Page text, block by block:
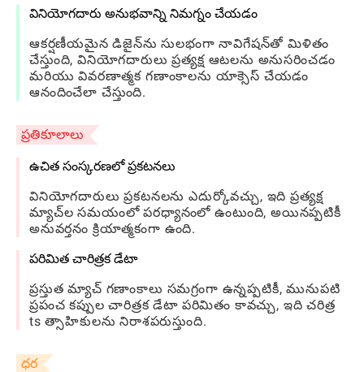
వినియోగదారు అనుభవాన్ని నిమగ్నం చేయడం
ఆకర్షణీయమైన డిజైన్‌ను సులభంగా నావిగేషన్‌తో మిళితం
చేస్తుంది, వినియోగదారులు ప్రత్యక్ష ఆటలను అనుసరించడం
మరియు వివరణాత్మక గణాంకాలను యాక్సెస్ చేయడం
ఆనందించేలా చేస్తుంది.
ప్రతికూలాలు
ఉచిత సంస్కరణలో ప్రకటనలు
వినియోగదారులు ప్రకటనలను ఎదుర్కోవచ్చు, ఇది ప్రత్యక్ష
మ్యాచ్‌ల సమయంలో పరధ్యానంలో ఉంటుంది, అయినప్పటికీ
అనువర్తనం క్రియాత్మకంగా ఉంది.
పరిమిత చారిత్రక డేటా
ప్రస్తుత మ్యాచ్ గణాంకాలు సమగ్రంగా ఉన్నప్పటికీ, మునుపటి
ప్రపంచ కప్పుల చారిత్రక డేటా పరిమితం కావచ్చు, ఇది చరిత్ర
ts త్సాహికులను నిరాశపరుస్తుంది.
ధర